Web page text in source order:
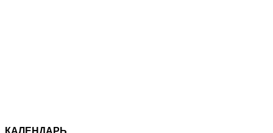
КАЛЕНДАРЬ